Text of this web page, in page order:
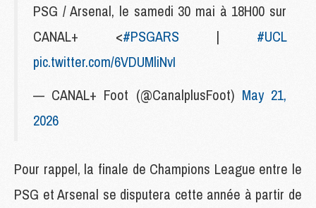
PSG / Arsenal, le samedi 30 mai à 18H00 sur
CANAL+ <#PSGARS | #UCL
pic.twitter.com/6VDUMliNvI
— CANAL+ Foot (@CanalplusFoot) May 21,
2026
Pour rappel, la finale de Champions League entre le
PSG et Arsenal se disputera cette année à partir de